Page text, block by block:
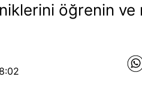
öğrenin